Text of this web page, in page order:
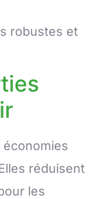
robustes et
réduisent
les